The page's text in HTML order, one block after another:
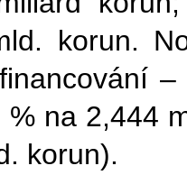
korun.
% na 2,444
korun).